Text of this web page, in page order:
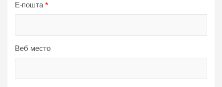
Е-пошта*
Веб место